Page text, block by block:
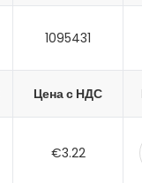
1095431
Цена с НДС
€3.22